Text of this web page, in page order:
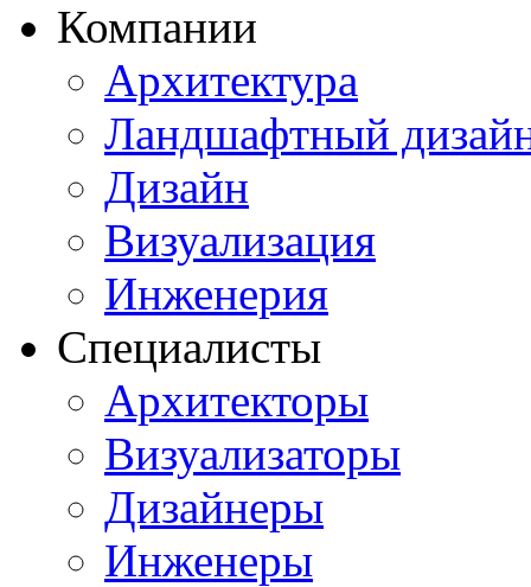
Компании
Архитектура
Ландшафтный
Дизайн
Визуализация
Инженерия
Специалисты
Архитекторы
Визуализаторы
Дизайнеры
Инженеры